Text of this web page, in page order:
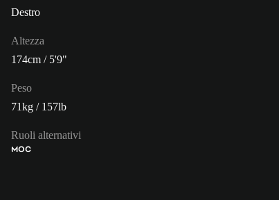
Destro
Altezza
174cm / 5'9"
Peso
71kg / 157lb
Ruoli alternativi
MOC